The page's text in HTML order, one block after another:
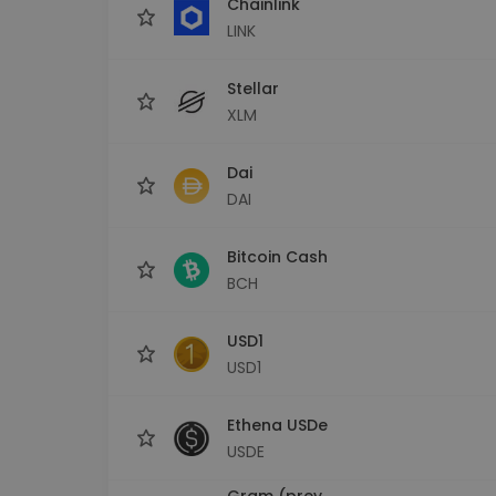
LINK
Stellar
XLM
Dai
DAI
Bitcoin Cash
BCH
USD1
USD1
Ethena USDe
USDE